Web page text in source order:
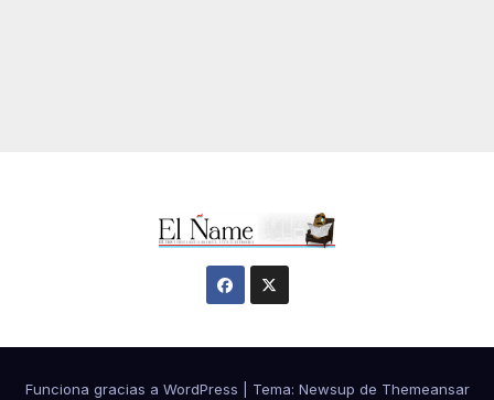
Funciona gracias a WordPress Tema: Newsup de Themeansar